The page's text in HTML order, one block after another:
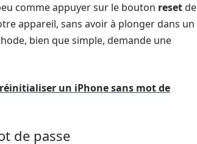
comme appuyer sur le bouton resetde
appareil, sans avoir à plonger dans un
bien que simple, demande une
un iPhone sans mot de
de passe